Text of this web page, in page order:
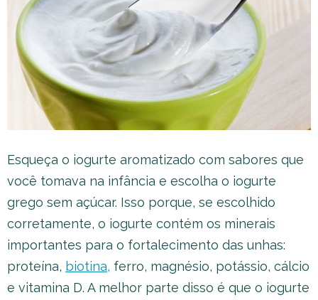
Esqueça o iogurte aromatizado com sabores que
você tomava na infância e escolha o iogurte
grego sem açúcar. Isso porque, se escolhido
corretamente, o iogurte contém os minerais
importantes para o fortalecimento das unhas:
proteína, biotina, ferro, magnésio, potássio, cálcio
e vitamina D. A melhor parte disso é que o iogurte